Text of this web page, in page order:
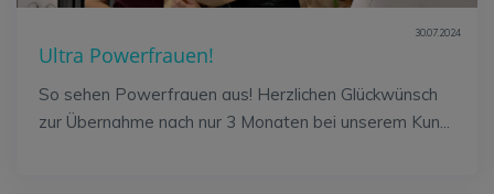
30.07.2024
Ultra Powerfrauen!
So sehen Powerfrauen aus! Herzlichen Glückwünsch
zur Übernahme nach nur 3 Monaten bei unserem Kun...